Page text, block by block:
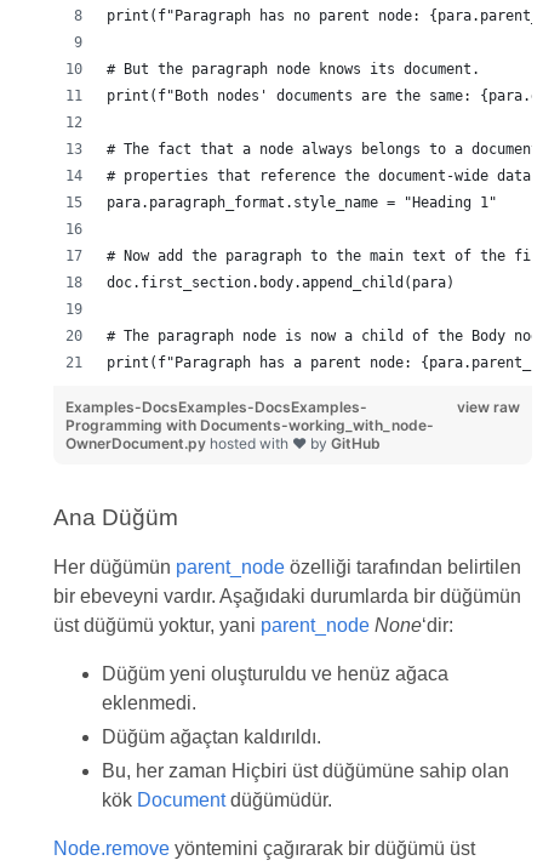
print(f"Paragraph has no parent node:
# But the paragraph node knows its document.
print(f"Both nodes' documents are the same:
# The fact that a node always belongs to a
# properties that reference the document-wide
para.paragraph_format.style_name = "Heading 1"
# Now add the paragraph to the main text of the
doc.first_section.body.append_child(para)
# The paragraph node is now a child of the Body
print(f"Paragraph has a parent node:
view raw
Examples-DocsExamples-DocsExamples-
Programming with Documents-working_with_node-
OwnerDocument.py hosted with ❤ by GitHub
Ana Düğüm
Her düğümün parent_nodeözelliği tarafından belirtilen
bir ebeveyni vardır. Aşağıdaki durumlarda bir düğümün
üst düğümü yoktur, yani parent_node None‘dir:
Düğüm yeni oluşturuldu ve henüz ağaca
eklenmedi.
Düğüm ağaçtan kaldırıldı.
Bu, her zaman Hiçbiri üst düğümüne sahip olan
kök Documentdüğümüdür.
Node.removeyöntemini çağırarak bir düğümü üst